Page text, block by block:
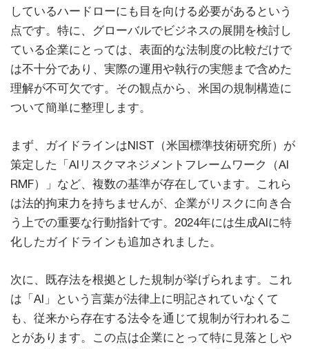
しているハードローにも目を向ける必要があるという
点です。特に、グローバルでビジネスの展開を検討し
ている企業にとっては、表面的な法制度の比較だけで
は不十分であり、実際の運用や執行の実態まで含めた
理解が不可欠です。その観点から、米国の規制構造に
ついて簡単に整理します。
まず、ガイドラインはNIST（米国標準技術研究所）が
策定した「AIリスクマネジメントフレームワーク（AI
RMF）」など、複数の基準が存在しています。これら
は法的拘束力を持ちませんが、企業がリスクに向き合
う上での重要な行動指針です。2024年には生成AIに特
化したガイドラインも追加されました。
次に、既存法を根拠とした規制が挙げられます。これ
は「AI」という言葉が法律上に明記されていなくて
も、従来から存在する法令を通じて規制が行われるこ
とがあります。この点は企業にとって特に見落としや